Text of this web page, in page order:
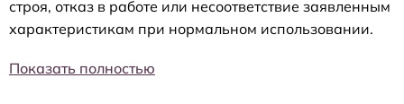
строя, отказ в работе или несоответствие заявленным
характеристикам при нормальном использовании.
Показать полностью